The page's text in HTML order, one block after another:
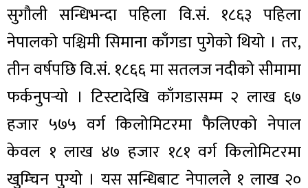
सुगौली सन्धिभन्दा पहिला वि.सं. १८६३ पहिला
नेपालको पश्चिमी सिमाना काँगडा पुगेको थियो । तर,
तीन वर्षपछि वि.सं. १८६६ मा सतलज नदीको सीमामा
फर्कनुपर्‍यो । टिस्टादेखि काँगडासम्म २ लाख ६७
हजार ५७५ वर्ग किलोमिटरमा फैलिएको नेपाल
केवल १ लाख ४७ हजार १८१ वर्ग किलोमिटरमा
खुम्चिन पुग्यो । यस सन्धिबाट नेपालले १ लाख २०